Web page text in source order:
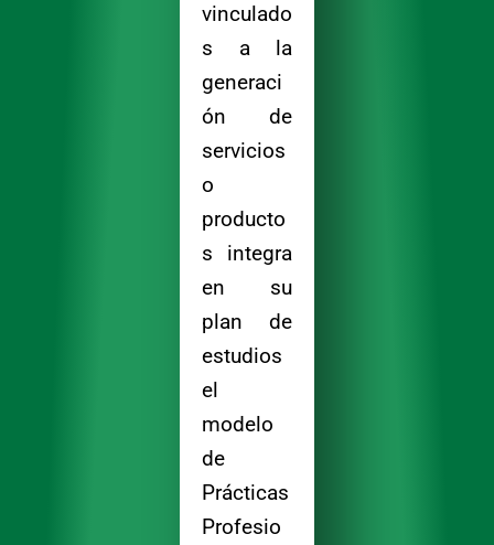
vinculado
s a la
generaci
ón de
servicios
o
producto
s integra
en su
plan de
estudios
el
modelo
de
Prácticas
Profesio